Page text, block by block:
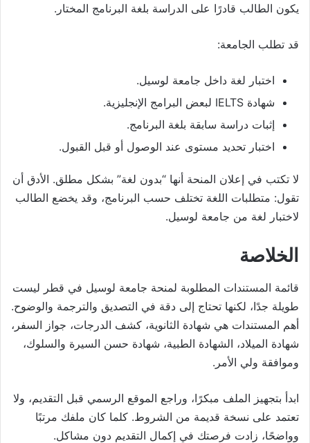
يكون الطالب قادرًا على الدراسة بلغة البرنامج المختار.
قد تطلب الجامعة:
اختبار لغة داخل جامعة لوسيل.
شهادة IELTS لبعض البرامج الإنجليزية.
إثبات دراسة سابقة بلغة البرنامج.
اختبار تحديد مستوى عند الوصول أو قبل القبول.
لا تكتب في إعلان المنحة أنها “بدون لغة” بشكل مطلق. الأدق أن
تقول: متطلبات اللغة تختلف حسب البرنامج، وقد يخضع الطالب
لاختبار لغة من جامعة لوسيل.
الخلاصة
قائمة المستندات المطلوبة لمنحة جامعة لوسيل في قطر ليست
طويلة جدًا، لكنها تحتاج إلى دقة في التصديق والترجمة والوضوح.
أهم المستندات هي شهادة الثانوية، كشف الدرجات، جواز السفر،
شهادة الميلاد، الشهادة الطبية، شهادة حسن السيرة والسلوك،
وموافقة ولي الأمر.
ابدأ بتجهيز الملف مبكرًا، وراجع الموقع الرسمي قبل التقديم، ولا
تعتمد على نسخة قديمة من الشروط. كلما كان ملفك مرتبًا
وواضحًا، زادت فرصتك في إكمال التقديم دون مشاكل.